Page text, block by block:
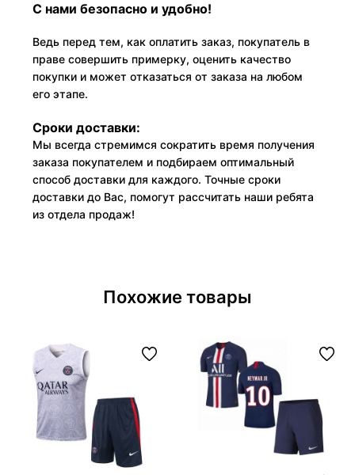
С нами безопасно и удобно!
Ведь перед тем, как оплатить заказ, покупатель в
праве совершить примерку, оценить качество
покупки и может отказаться от заказа на любом
его этапе.
Сроки доставки:
Мы всегда стремимся сократить время получения
заказа покупателем и подбираем оптимальный
способ доставки для каждого. Точные сроки
доставки до Вас, помогут рассчитать наши ребята
из отдела продаж!
Похожие товары